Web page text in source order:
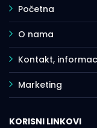
Početna
O nama
Kontakt,
Marketing
KORISNI LINKOVI